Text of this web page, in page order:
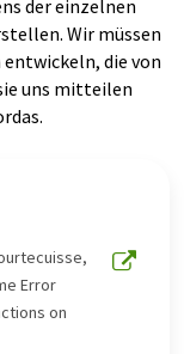
der einzelnen
Wir müssen
die von
uns mitteilen
Error
on